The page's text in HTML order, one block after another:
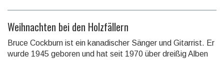
Weihnachten bei den Holzfällern
Bruce Cockburn ist ein kanadischer Sänger und Gitarrist. Er
wurde 1945 geboren und hat seit 1970 über dreißig Alben